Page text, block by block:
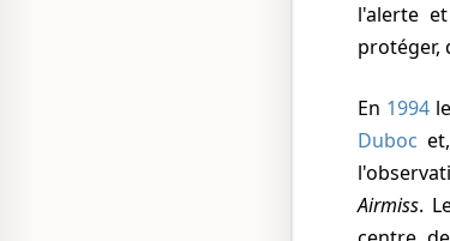
l'alerte
protéger,
En 1994 le
Duboc
Airmiss.